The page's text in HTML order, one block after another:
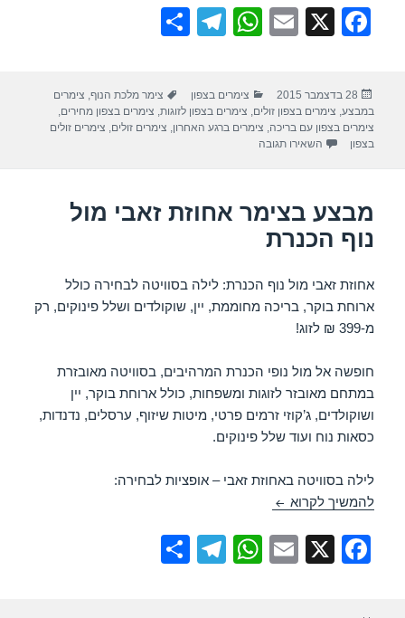
F
e
b
k
X
E
W
s
A
T
gr
a
e
פורסם
בתאריך
28 בדצמבר 2015 קטגוריות
צימרים בצפון תגיות
צימר מלכת הנוף, צימרים
במבצע, צימרים בצפון זולים, צימרים בצפון לזוגות, צימרים בצפון מחירים,
צימרים בצפון עם בריכה, צימרים ברגע האחרון, צימרים זולים, צימרים זולים
בצפון
השאירו תגובה
מבצע בצימר אחוזת זאבי מול
נוף הכנרת
אחוזת זאבי מול נוף הכנרת: לילה בסוויטה לבחירה כולל
ארוחת בוקר, בריכה מחוממת, יין, שוקולדים ושלל פינוקים, רק
מ-399 ₪ לזוג!
חופשה אל מול נופי הכנרת המרהיבים, בסוויטה מאובזרת
במתחם מאובזר לזוגות ומשפחות, כולל ארוחת בוקר, יין
ושוקולדים, ג’קוזי זרמים פרטי, מיטות שיזוף, ערסלים, נדנדות,
כסאות נוח ועוד שלל פינוקים.
לילה בסוויטה באחוזת זאבי – אופציות לבחירה:
להמשיך לקרוא מבצע בצימר אחוזת זאבי מול נוף הכנרת
F
X
E
W
T